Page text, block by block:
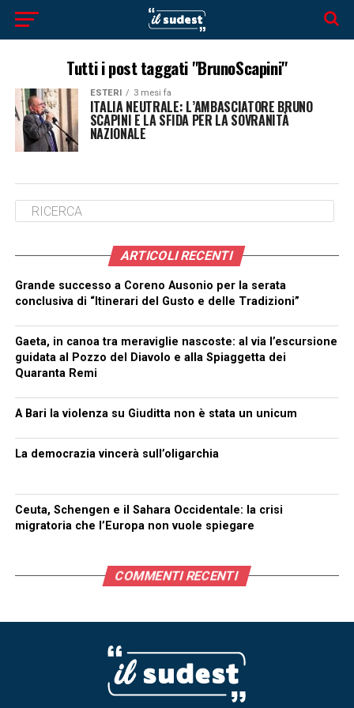
Tutti i post taggati "BrunoScapini"
ESTERI 3 mesi fa
ITALIA NEUTRALE: L’AMBASCIATORE BRUNO
SCAPINI E LA SFIDA PER LA SOVRANITÀ
NAZIONALE
ARTICOLI RECENTI
Grande successo a Coreno Ausonio per la serata
conclusiva di “Itinerari del Gusto e delle Tradizioni”
Gaeta, in canoa tra meraviglie nascoste: al via l’escursione
guidata al Pozzo del Diavolo e alla Spiaggetta dei
Quaranta Remi
A Bari la violenza su Giuditta non è stata un unicum
La democrazia vincerà sull’oligarchia
Ceuta, Schengen e il Sahara Occidentale: la crisi
migratoria che l’Europa non vuole spiegare
COMMENTI RECENTI